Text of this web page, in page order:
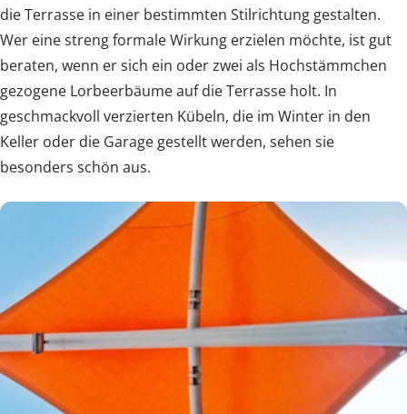
die Terrasse in einer bestimmten Stilrichtung gestalten.
Wer eine streng formale Wirkung erzielen möchte, ist gut
beraten, wenn er sich ein oder zwei als Hochstämmchen
gezogene Lorbeerbäume auf die Terrasse holt. In
geschmackvoll verzierten Kübeln, die im Winter in den
Keller oder die Garage gestellt werden, sehen sie
besonders schön aus.